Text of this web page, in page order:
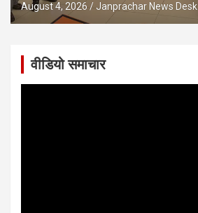
August 4, 2026 Janprachar News Desk
वीडियो समाचार